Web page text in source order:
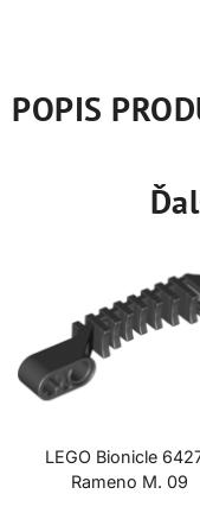
POPIS
LEGO Bionicle
Rameno M. 09